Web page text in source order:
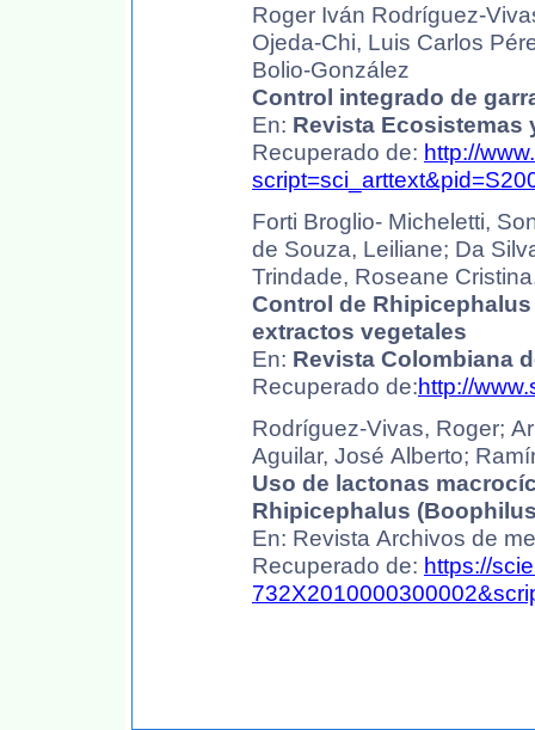
Roger Iván Rodríguez-
Ojeda-Chi, Luis Carlos
Bolio-González
Control integrado de
En: Revista
Recuperado de: http://
Forti Broglio- Micheletti,
de Souza, Leiliane; Da
Trindade, Roseane
Control de
extractos vegetales
En: Revista Colombiana
Recuperado de:http://
Rodríguez-Vivas, Roger;
Aguilar, José Alberto;
Uso de lactonas
Rhipicephalus
En: Revista Archivos de
Recuperado de: https://